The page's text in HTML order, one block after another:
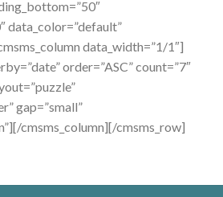
data_color=”default”
data_width=”1/1″]
order=”ASC” count=”7″
gap=”small”
cmsms_column][/cmsms_row]